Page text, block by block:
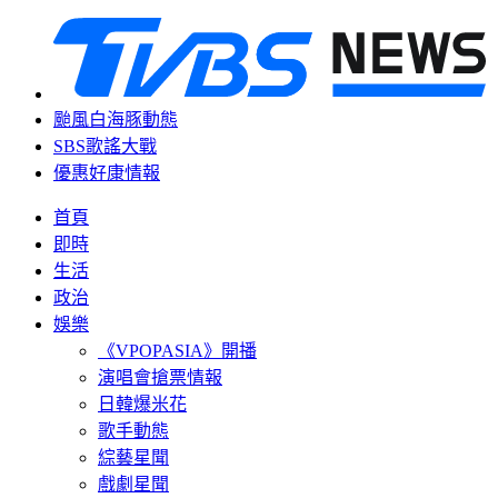
颱風白海豚動態
SBS歌謠大戰
優惠好康情報
首頁
即時
生活
政治
娛樂
《VPOPASIA》開播
演唱會搶票情報
日韓爆米花
歌手動態
綜藝星聞
戲劇星聞